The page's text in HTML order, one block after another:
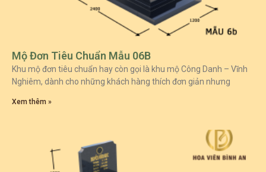
Mộ Đơn Tiêu Chuẩn Mẫu 06B
Khu mộ đơn tiêu chuẩn hay còn gọi là khu mộ Công Danh – Vĩnh
Nghiêm, dành cho những khách hàng thích đơn giản nhưng
Xem thêm »